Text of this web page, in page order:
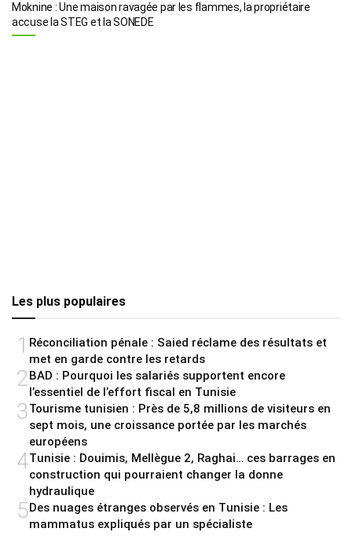
Moknine : Une maison ravagée par les flammes, la propriétaire
accuse la STEG et la SONEDE
Les plus populaires
1 Réconciliation pénale : Saied réclame des résultats et
met en garde contre les retards
2BAD : Pourquoi les salariés supportent encore
l’essentiel de l’effort fiscal en Tunisie
3Tourisme tunisien : Près de 5,8 millions de visiteurs en
sept mois, une croissance portée par les marchés
européens
4Tunisie : Douimis, Mellègue 2, Raghai… ces barrages en
construction qui pourraient changer la donne
hydraulique
5Des nuages étranges observés en Tunisie : Les
mammatus expliqués par un spécialiste